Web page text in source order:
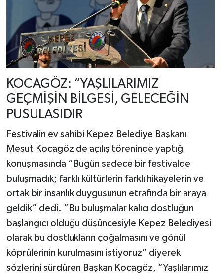
KOCAGÖZ: “YAŞLILARIMIZ
GEÇMİŞİN BİLGESİ, GELECEĞİN
PUSULASIDIR
Festivalin ev sahibi Kepez Belediye Başkanı
Mesut Kocagöz de açılış töreninde yaptığı
konuşmasında “Bugün sadece bir festivalde
buluşmadık; farklı kültürlerin farklı hikayelerin ve
ortak bir insanlık duygusunun etrafında bir araya
geldik” dedi. “Bu buluşmalar kalıcı dostluğun
başlangıcı olduğu düşüncesiyle Kepez Belediyesi
olarak bu dostlukların çoğalmasını ve gönül
köprülerinin kurulmasını istiyoruz” diyerek
sözlerini sürdüren Başkan Kocagöz, “Yaşlılarımız